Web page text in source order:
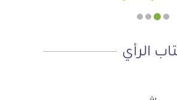
الرأي